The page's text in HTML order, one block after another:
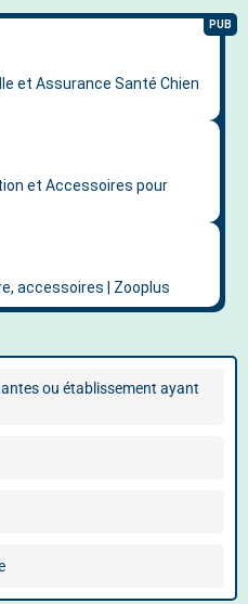
ou établissement ayant